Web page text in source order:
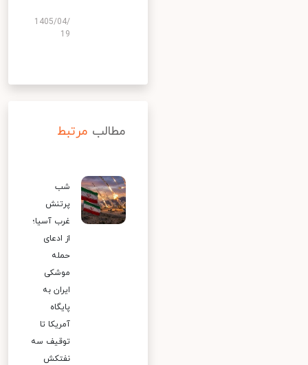
1405/04/
19
مطالب مرتبط
شب
پرتنش
غرب آسیا؛
از ادعای
حمله
موشکی
ایران به
پایگاه
آمریکا تا
توقیف سه
نفتکش